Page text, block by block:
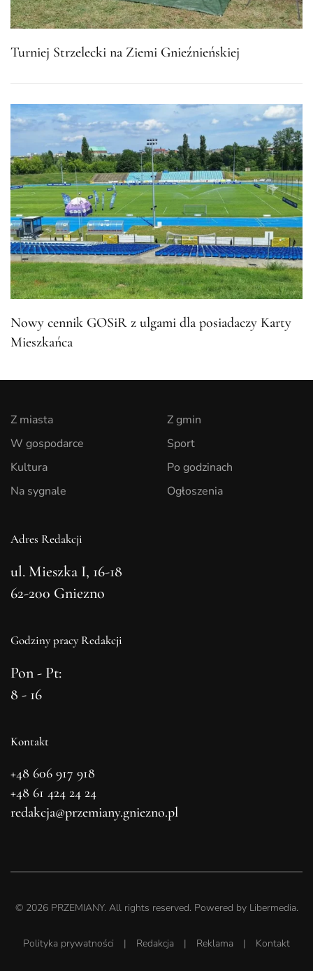
Turniej Strzelecki na Ziemi Gnieźnieńskiej
Nowy cennik GOSiR z ulgami dla posiadaczy Karty
Mieszkańca
Z miasta
W gospodarce
Kultura
Na sygnale
Z gmin
Sport
Po godzinach
Ogłoszenia
Adres Redakcji
ul. Mieszka I, 16-18
62-200 Gniezno
Godziny pracy Redakcji
Pon - Pt:
8 - 16
Kontakt
+48 606 917 918
+48 61 424 24 24
redakcja@przemiany.gniezno.pl
© 2026PRZEMIANY. All rights reserved. Powered by Libermedia.
Polityka prywatności | Redakcja | Reklama | Kontakt